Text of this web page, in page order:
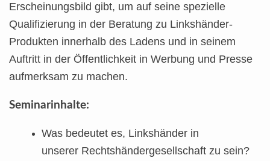
Erscheinungsbild gibt, um auf seine spezielle
Qualifizierung in der Beratung zu Linkshänder-
Produkten innerhalb des Ladens und in seinem
Auftritt in der Öffentlichkeit in Werbung und Presse
aufmerksam zu machen.
Seminarinhalte:
Was bedeutet es, Linkshänder in
unserer Rechtshändergesellschaft zu sein?